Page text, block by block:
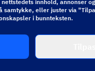
TECHNOLOGY PTE.LTD. All
innhold, annonser
samtykke, eller juster via
i bunnteksten.